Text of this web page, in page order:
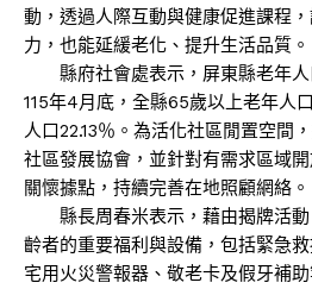
動，透過人際互動與健康促進課程
力，也能延緩老化、提升生活品質。
縣府社會處表示，屏東縣老年人
115年4月底，全縣65歲以上老年人
人口22.13％。為活化社區閒置空間
社區發展協會，並針對有需求區域
關懷據點，持續完善在地照顧網絡。
縣長周春米表示，藉由揭牌活動
齡者的重要福利與設備，包括緊急
宅用火災警報器、敬老卡及假牙補